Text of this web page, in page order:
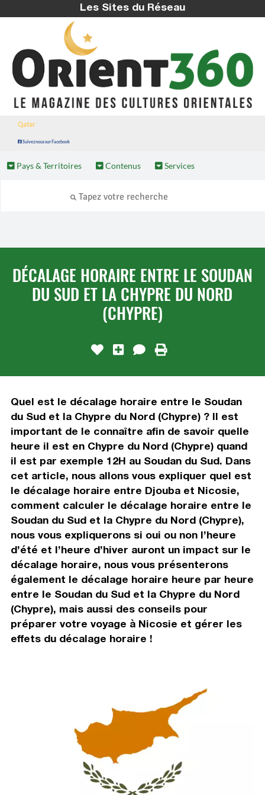
Les Sites du Réseau
Qatar
Suivez nous sur Facebook
Pays & Territoires Contenus Services
DÉCALAGE HORAIRE ENTRE LE SOUDAN
DU SUD ET LA CHYPRE DU NORD
(CHYPRE)
Quel est le décalage horaire entre le Soudan
du Sud et la Chypre du Nord (Chypre) ? Il est
important de le connaître afin de savoir quelle
heure il est en Chypre du Nord (Chypre) quand
il est par exemple 12H au Soudan du Sud. Dans
cet article, nous allons vous expliquer quel est
le décalage horaire entre Djouba et Nicosie,
comment calculer le décalage horaire entre le
Soudan du Sud et la Chypre du Nord (Chypre),
nous vous expliquerons si oui ou non l’heure
d’été et l’heure d’hiver auront un impact sur le
décalage horaire, nous vous présenterons
également le décalage horaire heure par heure
entre le Soudan du Sud et la Chypre du Nord
(Chypre), mais aussi des conseils pour
préparer votre voyage à Nicosie et gérer les
effets du décalage horaire !